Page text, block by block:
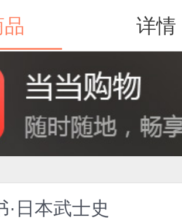
详情
分类
·日本武士史